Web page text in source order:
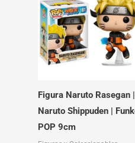
Figura Naruto Rasegan |
Naruto Shippuden |
POP 9cm